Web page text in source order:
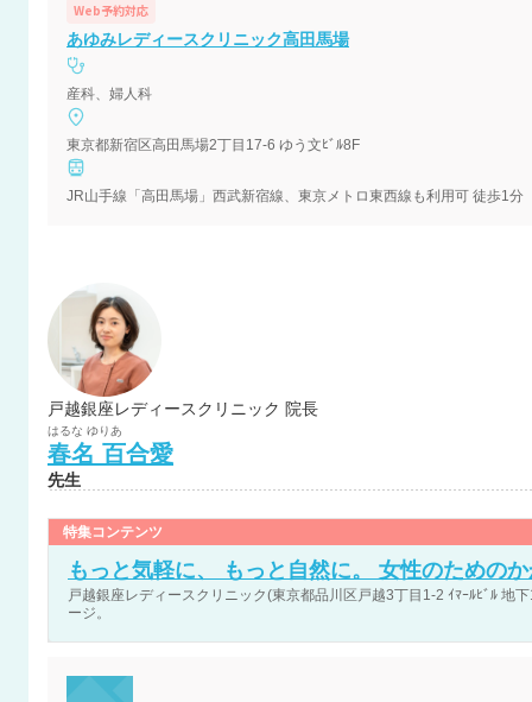
Web予約対応
あゆみレディースクリニック高田馬場
産科、婦人科
東京都新宿区高田馬場2丁目17-6 ゆう文ﾋﾞﾙ8F
JR山手線「高田馬場」西武新宿線、東京メトロ東西線も利用可 徒歩1分
戸越銀座レディースクリニック 院長
はるな ゆりあ
春名 百合愛
先生
特集コンテンツ
もっと気軽に、 もっと自然に。 女性のための
戸越銀座レディースクリニック(東京都品川区戸越3丁目1-2 ｲﾏｰﾙﾋﾞﾙ 地
ージ。